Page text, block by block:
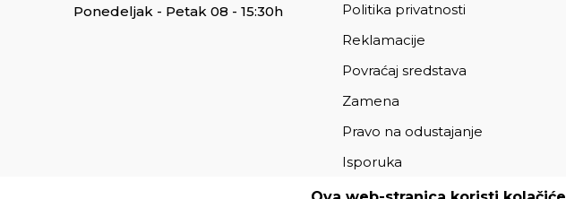
Ponedeljak - Petak 08 - 15:30h
Politika privatnosti
Reklamacije
Povraćaj sredstava
Zamena
Pravo na odustajanje
Isporuka